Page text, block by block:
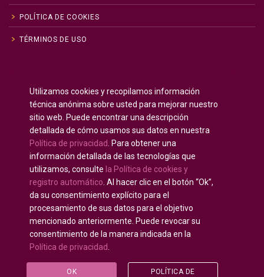
POLÍTICA DE COOKIES
TÉRMINOS DE USO
Русский
Ruso)
Español
Français(Francés)
Alemán
العربية(Árabe )
Português(Portugués, Portugal)
Derechos de autor © 2020 - 2025
Universidad digital para la Comunidad de la INTOSAI
Utilizamos cookies y recopilamos información
técnica anónima sobre usted para mejorar nuestro
sitio web. Puede encontrar una descripción
detallada de cómo usamos sus datos en nuestra
Política de privacidad
. Para obtener una
información detallada de las tecnologías que
utilizamos, consulte la Política de cookies y
registro automático . Al hacer clic en el botón “Ok”,
da su consentimiento explícito para el
procesamiento de sus datos para el objetivo
mencionado anteriormente. Puede revocar su
consentimiento de la manera indicada en la
Política de privacidad
OK POLÍTICA DE